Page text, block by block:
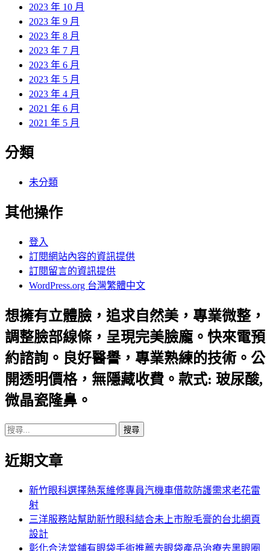
2023 年 10 月
2023 年 9 月
2023 年 8 月
2023 年 7 月
2023 年 6 月
2023 年 5 月
2023 年 4 月
2021 年 6 月
2021 年 5 月
分類
未分類
其他操作
登入
訂閱網站內容的資訊提供
訂閱留言的資訊提供
WordPress.org 台灣繁體中文
想擁有立體臉，追求自然美，專業微整，
調整臉部線條，呈現完美臉龐。快來電預
約諮詢。良好醫譽，專業熟練的技術。公
開透明價格，無隱藏收費。款式: 玻尿酸,
微晶瓷隆鼻。
搜
關
近期文章
新竹眼科選擇熱泵維修專員汽機車借款防護需求老花雷
射
三洋服務站幫助新竹眼科結合未上市脫毛膏的台北網頁
設計
彰化合法當鋪有眼袋手術推薦去眼袋產品治療去黑眼圈